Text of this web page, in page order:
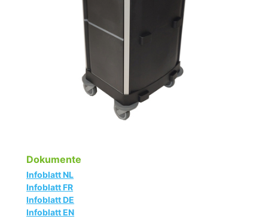
Dokumente
Infoblatt NL
Infoblatt FR
Infoblatt DE
Infoblatt EN